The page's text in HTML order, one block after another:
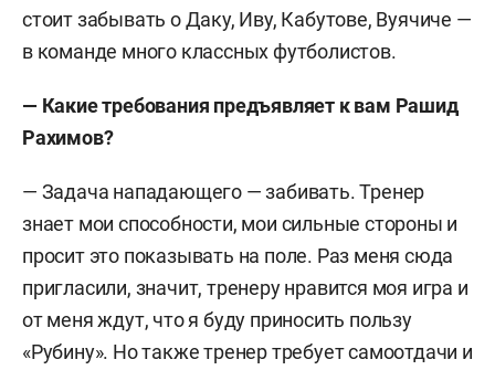
стоит забывать о Даку, Иву, Кабутове, Вуячиче —
в команде много классных футболистов.
— Какие требования предъявляет к вам Рашид
Рахимов?
— Задача нападающего — забивать. Тренер
знает мои способности, мои сильные стороны и
просит это показывать на поле. Раз меня сюда
пригласили, значит, тренеру нравится моя игра и
от меня ждут, что я буду приносить пользу
«Рубину». Но также тренер требует самоотдачи и